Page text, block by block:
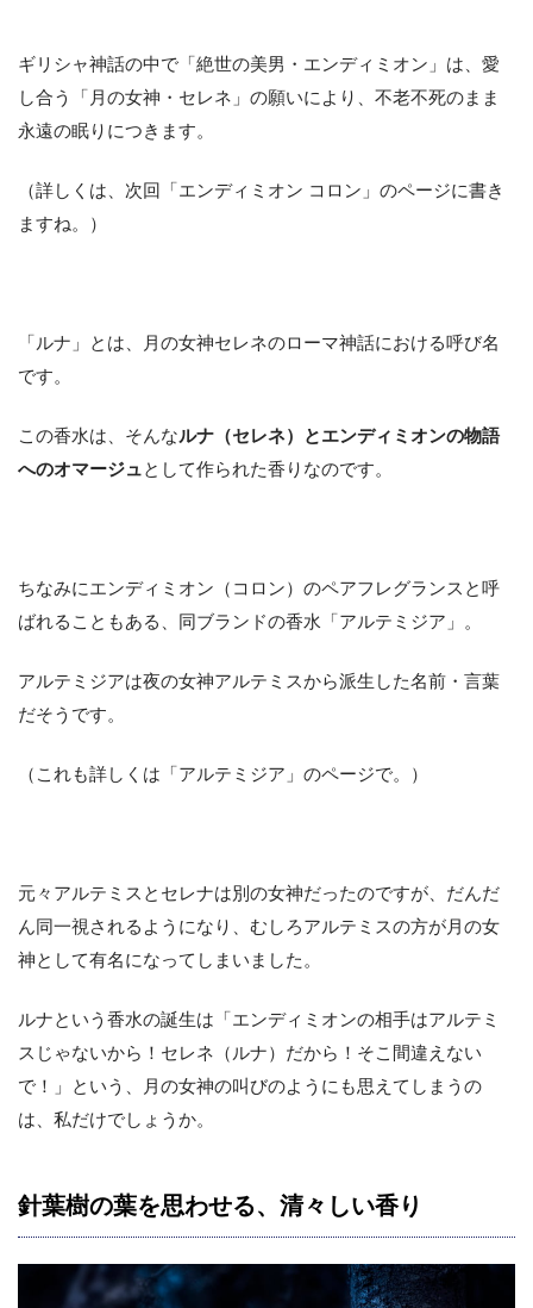
ギリシャ神話の中で「絶世の美男・エンディミオン」は、愛
し合う「月の女神・セレネ」の願いにより、不老不死のまま
永遠の眠りにつきます。
（詳しくは、次回「エンディミオン コロン」のページに書き
ますね。）
「ルナ」とは、月の女神セレネのローマ神話における呼び名
です。
この香水は、そんなルナ（セレネ）とエンディミオンの物語
へのオマージュ として作られた香りなのです。
ちなみにエンディミオン（コロン）のペアフレグランスと呼
ばれることもある、同ブランドの香水「アルテミジア」。
アルテミジアは夜の女神アルテミスから派生した名前・言葉
だそうです。
（これも詳しくは「アルテミジア」のページで。）
元々アルテミスとセレナは別の女神だったのですが、だんだ
ん同一視されるようになり、むしろアルテミスの方が月の女
神として有名になってしまいました。
ルナという香水の誕生は「エンディミオンの相手はアルテミ
スじゃないから！セレネ（ルナ）だから！そこ間違えない
で！」という、月の女神の叫びのようにも思えてしまうの
は、私だけでしょうか。
針葉樹の葉を思わせる、清々しい香り